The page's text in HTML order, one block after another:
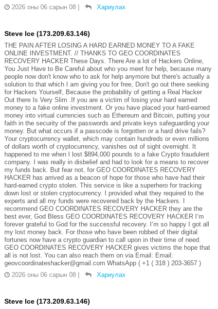
2026 оны 06 сарын 08
Хариулах
Steve Ice (173.209.63.146)
THE PAIN AFTER LOSING A HARD EARNED MONEY TO A FAKE
ONLINE INVESTMENT. // THANKS TO GEO COORDINATES
RECOVERY HACKER These Days. There Are a lot of Hackers Online,
You Just Have to Be Careful about who you meet for help, because many
people now don't know who to ask for help anymore but there's actually a
solution to that which I am giving you for free, Don't go out there seeking
for Hackers Yourself, Because the probability of getting a Real Hacker
Out there Is Very Slim .If you are a victim of losing your hard earned
money to a fake online investment. Or you have placed your hard-earned
money into virtual currencies such as Ethereum and Bitcoin, putting your
faith in the security of the passwords and private keys safeguarding your
money. But what occurs if a passcode is forgotten or a hard drive fails?
Your cryptocurrency wallet, which may contain hundreds or even millions
of dollars worth of cryptocurrency, vanishes out of sight overnight. It
happened to me when I lost $894,000 pounds to a fake Crypto fraudulent
company. I was really in disbelief and had to look for a means to recover
my funds back. But fear not, for GEO COORDINATES RECOVERY
HACKER has arrived as a beacon of hope for those who have had their
hard-earned crypto stolen. This service is like a superhero for tracking
down lost or stolen cryptocurrency. I provided what they required to the
experts and all my funds were recovered back by the Hackers. I
recommend GEO COORDINATES RECOVERY HACKER they are the
best ever, God Bless GEO COORDINATES RECOVERY HACKER I’m
forever grateful to God for the successful recovery. I’m so happy I got all
my lost money back. For those who have been robbed of their digital
fortunes now have a crypto guardian to call upon in their time of need.
GEO COORDINATES RECOVERY HACKER gives victims the hope that
all is not lost. You can also reach them on via Email: Email:
geovcoordinateshacker@gmail.com WhatsApp ( +1 ( 318 ) 203-3657 )
2026 оны 06 сарын 08
Хариулах
Steve Ice (173.209.63.146)